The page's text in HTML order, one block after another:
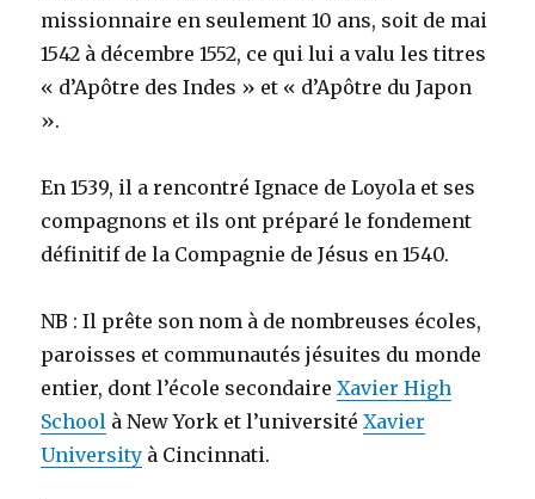
missionnaire en seulement 10 ans, soit de mai
1542 à décembre 1552, ce qui lui a valu les titres
« d’Apôtre des Indes » et « d’Apôtre du Japon
».
En 1539, il a rencontré Ignace de Loyola et ses
compagnons et ils ont préparé le fondement
définitif de la Compagnie de Jésus en 1540.
NB : Il prête son nom à de nombreuses écoles,
paroisses et communautés jésuites du monde
entier, dont l’école secondaireXavier High
School à New York et l’universitéXavier
University à Cincinnati.